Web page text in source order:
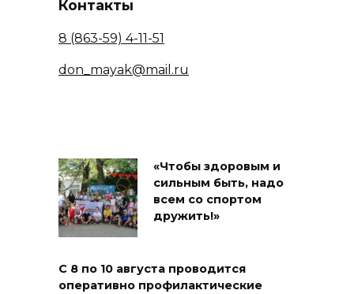
Контакты
8 (863-59) 4-11-51
don_mayak@mail.ru
«Чтобы здоровым и
сильным быть, надо
всем со спортом
дружить!»
С 8 по 10 августа проводится
оперативно профилактические